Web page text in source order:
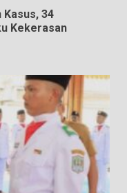
34
Kekerasan